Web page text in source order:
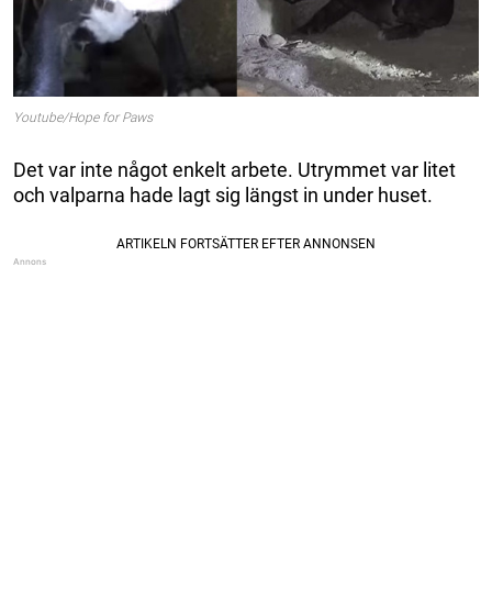
Youtube/Hope for Paws
Det var inte något enkelt arbete. Utrymmet var litet
och valparna hade lagt sig längst in under huset.